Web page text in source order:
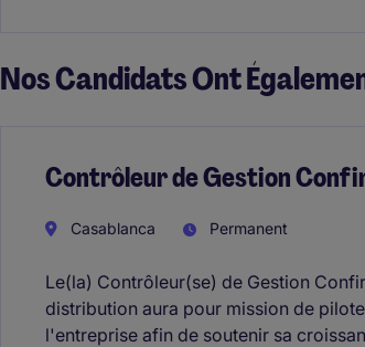
Nos Candidats Ont
Contrôleur de Gestion
Casablanca Permanent
Le(la) Contrôleur(se) de Gestion
distribution aura pour mission de
l'entreprise afin de soutenir sa